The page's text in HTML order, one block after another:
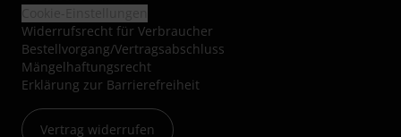
Ladengeschäft
Service im Überblick